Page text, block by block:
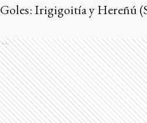
Goles: Irigigoitía y Hereñú
Ads